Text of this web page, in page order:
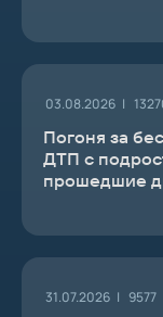
03.08.2026 |
Погоня за
ДТП с
прошедшие
31.07.2026 | 9577